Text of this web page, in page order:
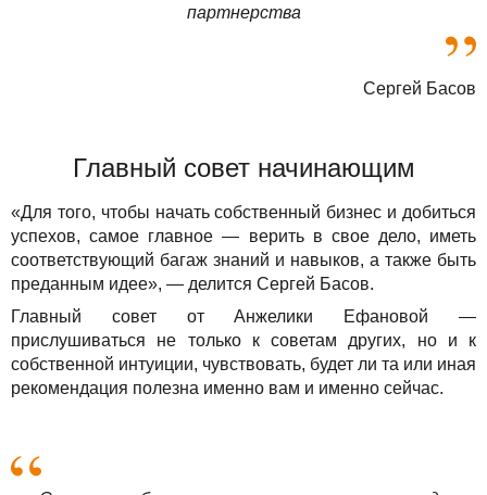
партнерства
Сергей Басов
Главный совет начинающим
«Для того, чтобы начать собственный бизнес и добиться
успехов, самое главное — верить в свое дело, иметь
соответствующий багаж знаний и навыков, а также быть
преданным идее», — делится Сергей Басов.
Главный совет от Анжелики Ефановой —
прислушиваться не только к советам других, но и к
собственной интуиции, чувствовать, будет ли та или иная
рекомендация полезна именно вам и именно сейчас.